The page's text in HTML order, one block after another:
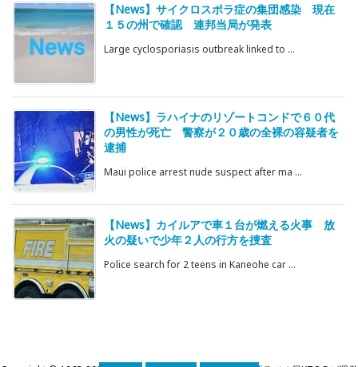
【News】サイクロスポラ症の集団感染 現在
１５の州で確認 連邦当局が発表
Large cyclosporiasis outbreak linked to ...
【News】ラハイナのリゾートコンドで６０代
の男性が死亡 警察が２０歳の全裸の容疑者を
逮捕
Maui police arrest nude suspect after ma ...
【News】カイルアで車１台が燃える火事 放
火の疑いで少年２人の行方を捜査
Police search for 2 teens in Kaneohe car ...